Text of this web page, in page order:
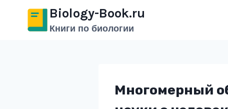
Перейти
содержимому
Biology-Book.ru
Книги по биологии
Многомерный